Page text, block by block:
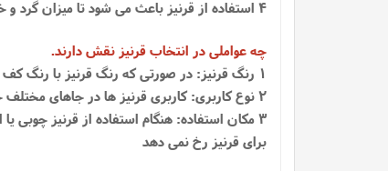
4 استفاده از قرنیز باعث می شود تا میزان گرد و خاک بر دیوار کاهش یابد و در مواقعی که گرد و خاک روی قرنیز ها بشینند به آسانی قابل نظافت هستند.
چه عواملی در انتخاب قرنیز نقش دارند.
1 رنگ قرنیز: در صورتی که رنگ قرنیز با رنگ کف و دیوار هماهنگی داشته باشد باعث زیبایی بیشتری خواهد شد
2 نوع کاربری: کاربری قرنیز ها در جاهای مختلف خانه مثل اتاق و هال متفاوت است و ممکن است لازم باشد قرنیز بر اساس اندازه و رنگ فرق کند.
3 مکان استفاده: هنگام استفاده از قرنیز
برای قرنیز رخ نمی دهد